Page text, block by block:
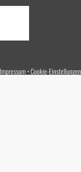
Impressum Cookie-Einstellungen